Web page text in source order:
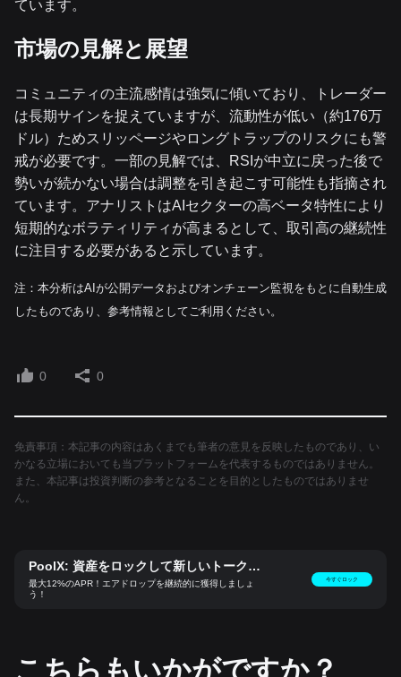
ています。
市場の見解と展望
コミュニティの主流感情は強気に傾いており、トレーダー
は長期サインを捉えていますが、流動性が低い（約176万
ドル）ためスリッページやロングトラップのリスクにも警
戒が必要です。一部の見解では、RSIが中立に戻った後で
勢いが続かない場合は調整を引き起こす可能性も指摘され
ています。アナリストはAIセクターの高ベータ特性により
短期的なボラティリティが高まるとして、取引高の継続性
に注目する必要があると示しています。
注：本分析はAIが公開データおよびオンチェーン監視をもとに自動生成
したものであり、参考情報としてご利用ください。
0 0
免責事項：本記事の内容はあくまでも筆者の意見を反映したものであり、い
かなる立場においても当プラットフォームを代表するものではありません。
また、本記事は投資判断の参考となることを目的としたものではありませ
ん。
PoolX: 資産をロックして新しいトークン
をゲット
最大12%のAPR！エアドロップを継続的に獲得しましょ
う！
今すぐロック
こちらもいかがですか？